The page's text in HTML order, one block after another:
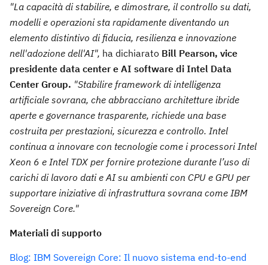
"La capacità di stabilire, e dimostrare, il controllo su dati,
modelli e operazioni sta rapidamente diventando un
elemento distintivo di fiducia, resilienza e innovazione
nell'adozione dell'AI", ha dichiarato Bill Pearson, vice
presidente data center e AI software di Intel Data
Center Group. "Stabilire framework di intelligenza
artificiale sovrana, che abbracciano architetture ibride
aperte e governance trasparente, richiede una base
costruita per prestazioni, sicurezza e controllo. Intel
continua a innovare con tecnologie come i processori Intel
Xeon 6 e Intel TDX per fornire protezione durante l’uso di
carichi di lavoro dati e AI su ambienti con CPU e GPU per
supportare iniziative di infrastruttura sovrana come IBM
Sovereign Core."
Materiali di supporto
Blog: IBM Sovereign Core: Il nuovo sistema end-to-end